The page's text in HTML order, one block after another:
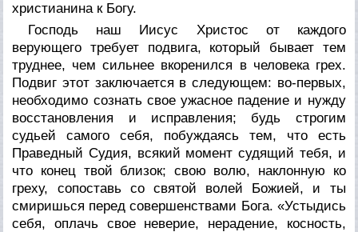
христианина к Богу.
Господь наш Иисус Христос от каждого
верующего требует подвига, который бывает тем
труднее, чем сильнее вкоренился в человека грех.
Подвиг этот заключается в следующем: во-первых,
необходимо сознать свое ужасное падение и нужду
восстановления и исправления; будь строгим
судьей самого себя, побуждаясь тем, что есть
Праведный Судия, всякий момент судящий тебя, и
что конец твой близок; свою волю, наклонную ко
греху, сопоставь со святой волей Божией, и ты
смиришься перед совершенствами Бога. «Устыдись
себя, оплачь свое неверие, нерадение, косность,